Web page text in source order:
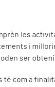
les
i
ser
té com a